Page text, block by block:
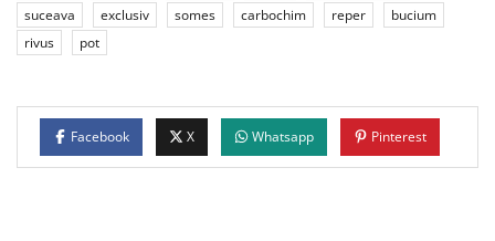
suceava
exclusiv somes carbochim reper
bucium
rivus
pot
Facebook X Whatsapp Pinterest